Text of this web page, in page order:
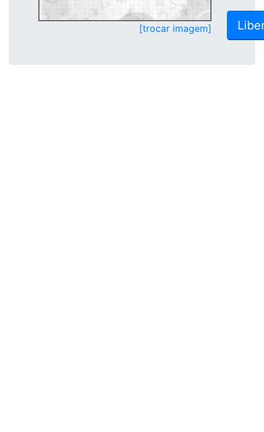
[trocar imagem]